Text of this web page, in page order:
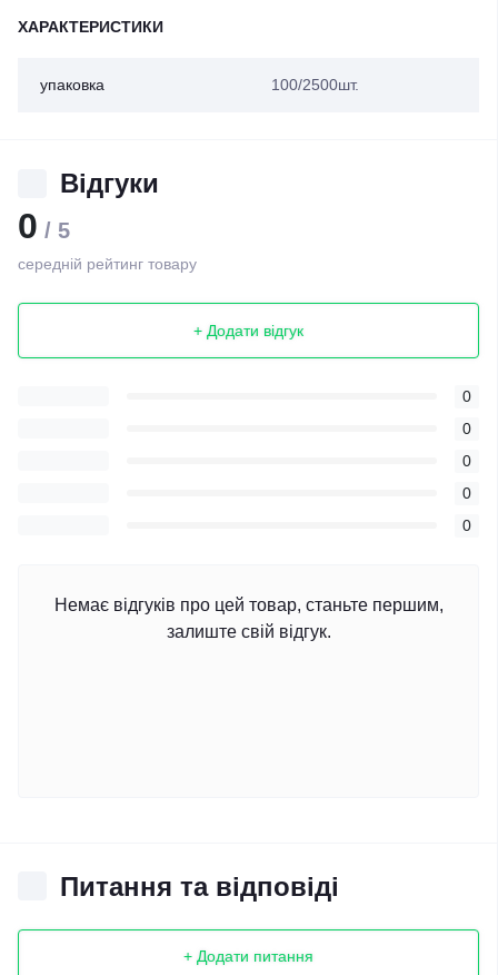
ХАРАКТЕРИСТИКИ
упаковка 100/2500шт.
Відгуки
0 / 5
середній рейтинг товару
+ Додати відгук
0
0
0
0
0
Немає відгуків про цей товар, станьте першим,
залиште свій відгук.
Питання та відповіді
+ Додати питання